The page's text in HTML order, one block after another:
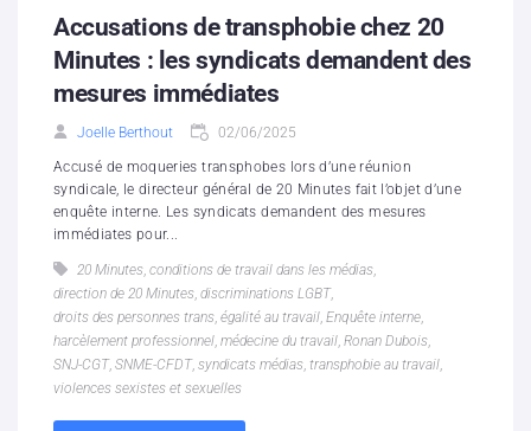
Accusations de transphobie chez 20
Minutes : les syndicats demandent des
mesures immédiates
Joelle Berthout 02/06/2025
Accusé de moqueries transphobes lors d’une réunion
syndicale, le directeur général de 20 Minutes fait l’objet d’une
enquête interne. Les syndicats demandent des mesures
immédiates pour...
20 Minutes, conditions de travail dans les médias,
direction de 20 Minutes, discriminations LGBT,
droits des personnes trans, égalité au travail, Enquête interne,
harcèlement professionnel, médecine du travail, Ronan Dubois,
SNJ-CGT, SNME-CFDT, syndicats médias, transphobie au travail,
violences sexistes et sexuelles